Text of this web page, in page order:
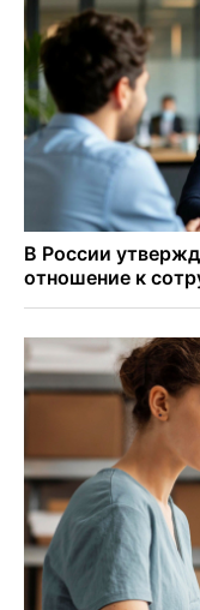
В Новосибирске по
миниполиса «Фора»
О пустырях в
площади КРТ